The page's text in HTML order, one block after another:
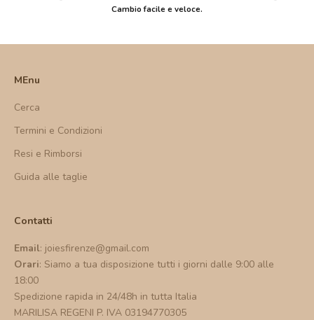
Cambio facile e veloce.
MEnu
Cerca
Termini e Condizioni
Resi e Rimborsi
Guida alle taglie
Contatti
Email: joiesfirenze@gmail.com
Orari: Siamo a tua disposizione tutti i giorni dalle 9:00 alle
18:00
Spedizione rapida in 24/48h in tutta Italia
MARILISA REGENI P. IVA 03194770305